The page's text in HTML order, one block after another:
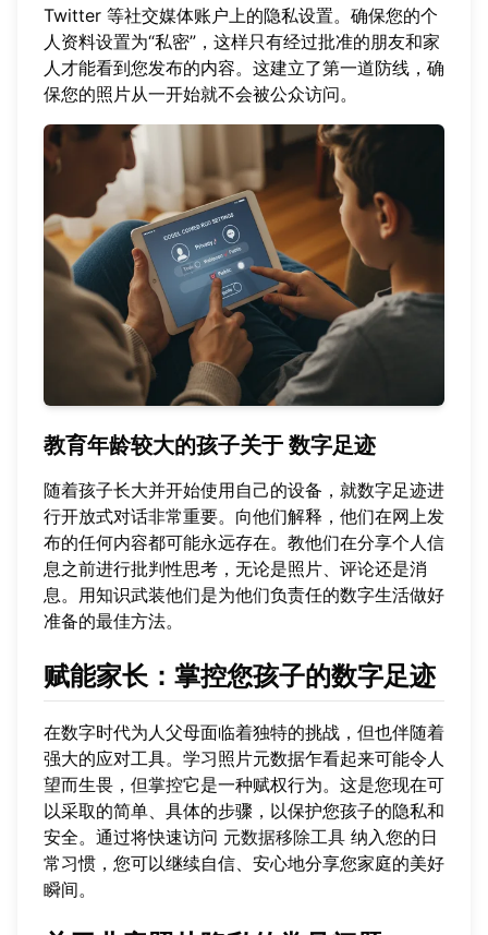
Twitter 等社交媒体账户上的隐私设置。确保您的个
人资料设置为“私密”，这样只有经过批准的朋友和家
人才能看到您发布的内容。这建立了第一道防线，确
保您的照片从一开始就不会被公众访问。
教育年龄较大的孩子关于 数字足迹
随着孩子长大并开始使用自己的设备，就数字足迹进
行开放式对话非常重要。向他们解释，他们在网上发
布的任何内容都可能永远存在。教他们在分享个人信
息之前进行批判性思考，无论是照片、评论还是消
息。用知识武装他们是为他们负责任的数字生活做好
准备的最佳方法。
赋能家长：掌控您孩子的数字足迹
在数字时代为人父母面临着独特的挑战，但也伴随着
强大的应对工具。学习照片元数据乍看起来可能令人
望而生畏，但掌控它是一种赋权行为。这是您现在可
以采取的简单、具体的步骤，以保护您孩子的隐私和
安全。通过将快速访问 元数据移除工具 纳入您的日
常习惯，您可以继续自信、安心地分享您家庭的美好
瞬间。